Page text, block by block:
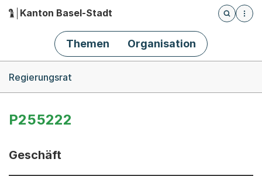
Hauptnavigation
Kanton Basel-Stadt
Öffnet
Themen Organisation
Regierungsrat
P255222
Geschäft